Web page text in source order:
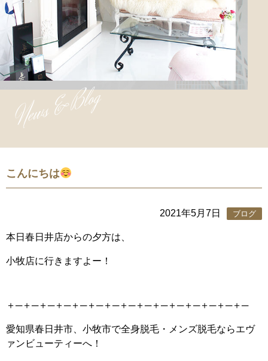
News & Blog
こんにちは
2021年5月7日 ブログ
本日春日井店からの夕方は、
小牧店に行きますよー！
＋─＋─＋─＋─＋─＋─＋─＋─＋─＋─＋─＋─＋─＋─＋─
愛知県春日井市、小牧市で全身脱毛・メンズ脱毛ならエヴ
ァンビューティーへ！